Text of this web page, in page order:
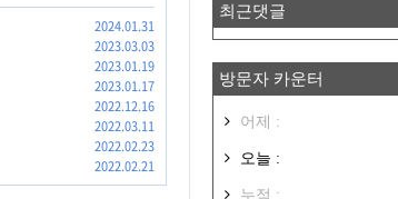
2024.01.31
2023.03.03
2023.01.19
2023.01.17
2022.12.16
2022.03.11
2022.02.23
2022.02.21
최근댓글
방문자 카운터
어제 :
오늘 :
누적 :